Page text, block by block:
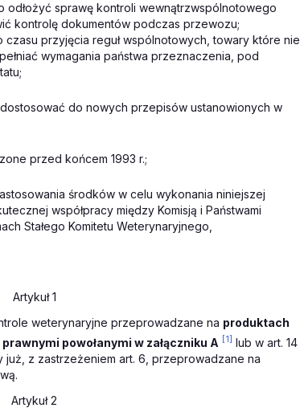
sprawę kontroli wewnątrzwspólnotowego
kontrolę dokumentów podczas przewozu;
przyjęcia reguł wspólnotowych, towary które nie
wymagania państwa przeznaczenia, pod
do nowych przepisów ustanowionych w
przed końcem 1993 r.;
środków w celu wykonania niniejszej
współpracy między Komisją i Państwami
Stałego Komitetu Weterynaryjnego,
Artykuł 1
weterynaryjne przeprowadzane na produktach
powołanymi w załączniku A [1] lub w art. 14
z zastrzeżeniem art. 6, przeprowadzane na
Artykuł 2